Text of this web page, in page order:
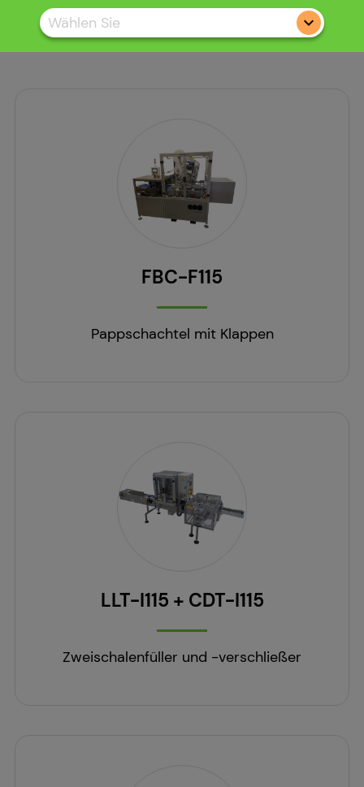
Wählen Sie
FBC-F115
Pappschachtel mit Klappen
LLT-I115 + CDT-I115
Zweischalenfüller und -verschließer